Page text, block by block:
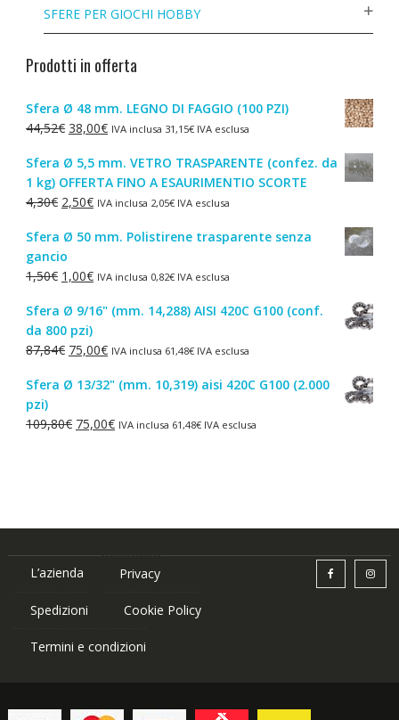
SFERE PER GIOCHI HOBBY
Prodotti in offerta
Sfera Ø 48 mm. LEGNO DI FAGGIO (100 PZI)
44,52€ Il
originale
era:
44,52€.
38,00€Il
attuale
è:
38,00€.
IVA inclusa 31,15€IVA esclusa
Sfera Ø 5,5 mm. VETRO TRASPARENTE (confez. da
1 kg) OFFERTA FINO A ESAURIMENTIO SCORTE
4,30€ Il
originale
era:
4,30€.
2,50€Il
attuale
2,50€.
IVA inclusa 2,05€IVA esclusa
Sfera Ø 50 mm. Polistirene trasparente senza
gancio
1,50€ Il
originale
era:
1,50€.
1,00€Il
attuale
è:
1,00€.
IVA inclusa 0,82€IVA esclusa
Sfera Ø 9/16" (mm. 14,288) AISI 420C G100 (conf.
da 800 pzi)
87,84€ Il
originale
87,84€.
75,00€Il
attuale
75,00€.
IVA inclusa 61,48€IVA esclusa
Sfera Ø 13/32" (mm. 10,319) aisi 420C G100 (2.000
pzi)
109,80€ Il
75,00€IlIVA inclusa 61,48€IVA esclusa
L’azienda Privacy
Spedizioni Cookie Policy
Termini e condizioni